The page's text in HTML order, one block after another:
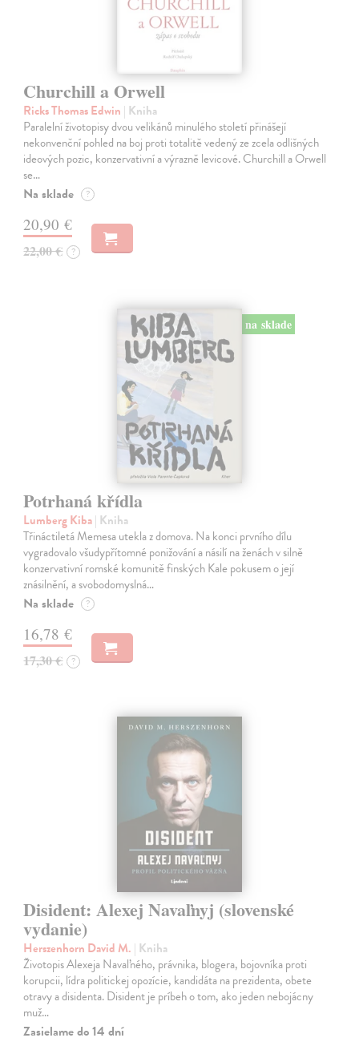
Churchill a Orwell
Ricks Thomas Edwin | Kniha
Paralelní životopisy dvou velikánů minulého století přinášejí
nekonvenční pohled na boj proti totalitě vedený ze zcela odlišných
ideových pozic, konzervativní a výrazně levicové. Churchill a Orwell
se…
Na sklade ?
20,90 €
22,00 € ?
na sklade
Potrhaná křídla
Lumberg Kiba| Kniha
Třináctiletá Memesa utekla z domova. Na konci prvního dílu
vygradovalo všudypřítomné ponižování a násilí na ženách v silně
konzervativní romské komunitě finských Kale pokusem o její
znásilnění, a svobodomyslná…
Na sklade ?
16,78 €
17,30 € ?
Disident: Alexej Navaľnyj (slovenské
vydanie)
Herszenhorn David M. | Kniha
Životopis Alexeja Navaľného, právnika, blogera, bojovníka proti
korupcii, lídra politickej opozície, kandidáta na prezidenta, obete
otravy a disidenta. Disident je príbeh o tom, ako jeden nebojácny
muž…
Zasielame do 14 dní